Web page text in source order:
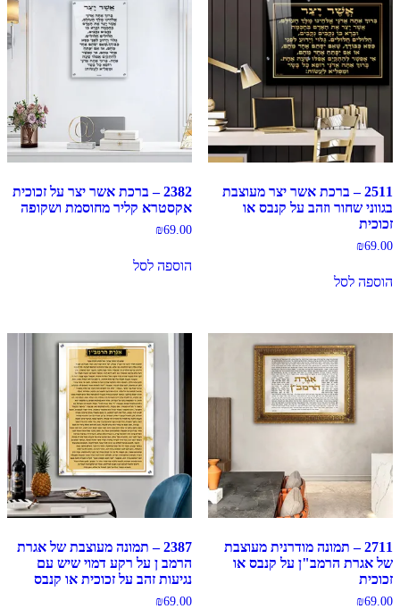
2511 – ברכת אשר יצר מעוצבת
בגווני שחור וזהב על קנבס או
זכוכית
₪69.00
הוספה לסל
2382 – ברכת אשר יצר על זכוכית
אקסטרא קליר מחוסמת ושקופה
₪69.00
הוספה לסל
2711 – תמונה מודרנית מעוצבת
של אגרת הרמב"ן על קנבס או
זכוכית
₪69.00
2387 – תמונה מעוצבת של אגרת
הרמב ן על רקע דמוי שיש עם
נגיעות זהב על זכוכית או קנבס
₪69.00